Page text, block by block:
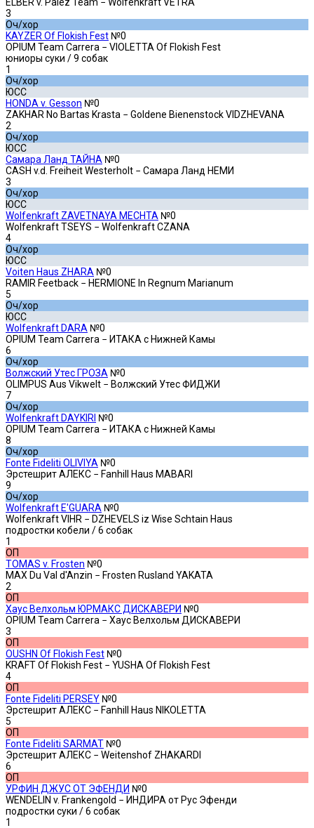
ELBER v. Palez Team − Wolfenkraft VETRA
3
Оч/хор
KAYZER Of Flokish Fest №0
OPIUM Team Carrera − VIOLETTA Of Flokish Fest
юниоры суки / 9 собак
1
Оч/хор
ЮСС
HONDA v. Gesson №0
ZAKHAR No Bartas Krasta − Goldene Bienenstock VIDZHEVANA
2
Оч/хор
ЮСС
Самара Ланд ТАЙНА №0
CASH v.d. Freiheit Westerholt − Самара Ланд НЕМИ
3
Оч/хор
ЮСС
Wolfenkraft ZAVETNAYA MECHTA №0
Wolfenkraft TSEYS − Wolfenkraft CZANA
4
Оч/хор
ЮСС
Voiten Haus ZHARA №0
RAMIR Feetback − HERMIONE In Regnum Marianum
5
Оч/хор
ЮСС
Wolfenkraft DARA №0
OPIUM Team Carrera − ИТАКА с Нижней Камы
6
Оч/хор
Волжский Утес ГРОЗА №0
OLIMPUS Aus Vikwelt − Волжский Утес ФИДЖИ
7
Оч/хор
Wolfenkraft DAYKIRI №0
OPIUM Team Carrera − ИТАКА с Нижней Камы
8
Оч/хор
Fonte Fideliti OLIVIYA №0
Эрстешрит АЛЕКС − Fanhill Haus MABARI
9
Оч/хор
Wolfenkraft E'GUARA №0
Wolfenkraft VIHR − DZHEVELS iz Wise Schtain Haus
подростки кобели / 6 собак
1
ОП
TOMAS v. Frosten №0
MAX Du Val d'Anzin − Frosten Rusland YAKATA
2
ОП
Хаус Велхольм ЮРМАКС ДИСКАВЕРИ №0
OPIUM Team Carrera − Хаус Велхольм ДИСКАВЕРИ
3
ОП
OUSHN Of Flokish Fest №0
KRAFT Of Flokish Fest − YUSHA Of Flokish Fest
4
ОП
Fonte Fideliti PERSEY №0
Эрстешрит АЛЕКС − Fanhill Haus NIKOLETTA
5
ОП
Fonte Fideliti SARMAT №0
Эрстешрит АЛЕКС − Weitenshof ZHAKARDI
6
ОП
УРФИН ДЖУС ОТ ЭФЕНДИ №0
WENDELIN v. Frankengold − ИНДИРА от Рус Эфенди
подростки суки / 6 собак
1